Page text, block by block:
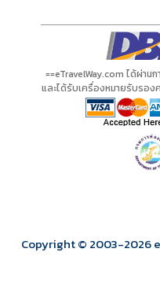
==eTravelWay.com ได้ผ่า
และได้รับเครื่องหมายรับรอง
Copyright © 2003-2026